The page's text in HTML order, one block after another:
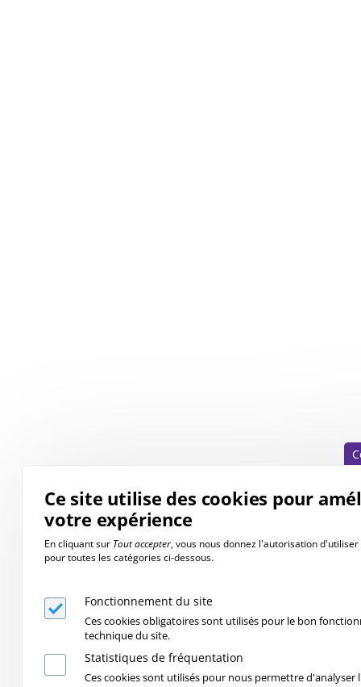
Ce site utilise des cookies pour
votre expérience
En cliquant sur Tout accepter, vous nous donnez l'autorisation d'utiliser
pour toutes les catégories ci-dessous.
Fonctionnement du site
Ces cookies obligatoires sont utilisés pour le bon
technique du site.
Statistiques de fréquentation
Ces cookies sont utilisés pour nous permettre d'analyser